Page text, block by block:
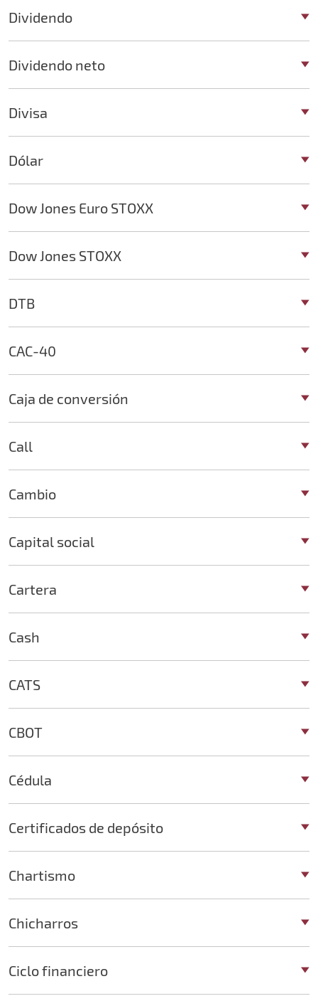
Dividendo
Dividendo neto
Divisa
Dólar
Dow Jones Euro STOXX
Dow Jones STOXX
DTB
CAC-40
Caja de conversión
Call
Cambio
Capital social
Cartera
Cash
CATS
CBOT
Cédula
Certificados de depósito
Chartismo
Chicharros
Ciclo financiero